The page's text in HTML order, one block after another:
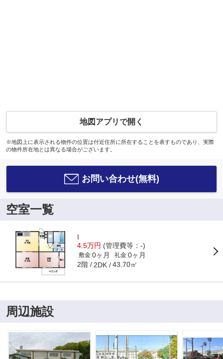
地図アプリで開く
※地図上に表示される物件の位置は付近住所に所在することを表すものであり、実際
の物件所在地とは異なる場合がございます。
お問い合わせ(無料)
空室一覧
I
4.5万円 (管理費等：-)
敷金 0ヶ月 礼金 0ヶ月
2階 2DK 43.70㎡
周辺施設